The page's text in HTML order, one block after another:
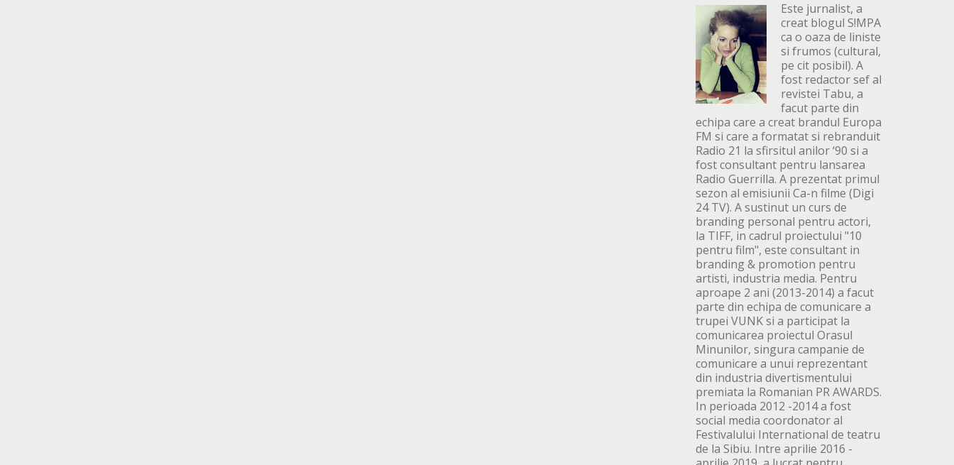
Este jurnalist, a
creat blogul S!MPA
ca o oaza de liniste
si frumos (cultural,
pe cit posibil). A
fost redactor sef al
revistei Tabu, a
facut parte din
echipa care a creat brandul Europa
FM si care a formatat si rebranduit
Radio 21 la sfirsitul anilor ‘90 si a
fost consultant pentru lansarea
Radio Guerrilla. A prezentat primul
sezon al emisiunii Ca-n filme (Digi
24 TV). A sustinut un curs de
branding personal pentru actori,
la TIFF, in cadrul proiectului "10
pentru film", este consultant in
branding & promotion pentru
artisti, industria media. Pentru
aproape 2 ani (2013-2014) a facut
parte din echipa de comunicare a
trupei VUNK si a participat la
comunicarea proiectul Orasul
Minunilor, singura campanie de
comunicare a unui reprezentant
din industria divertismentului
premiata la Romanian PR AWARDS.
In perioada 2012 -2014 a fost
social media coordonator al
Festivalului International de teatru
de la Sibiu. Intre aprilie 2016 -